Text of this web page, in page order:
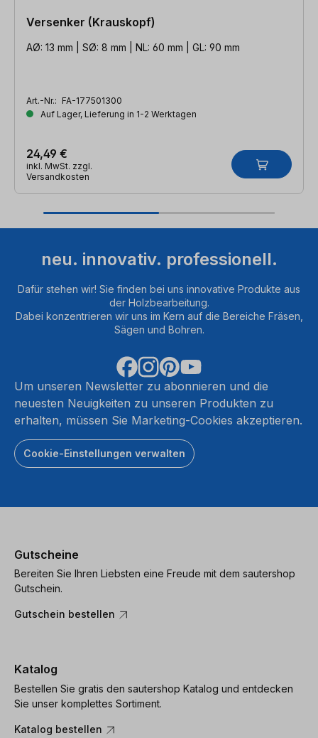
Versenker (Krauskopf)
AØ: 13 mm | SØ: 8 mm | NL: 60 mm | GL: 90 mm
Art.-Nr.: FA-177501300
Auf Lager, Lieferung in 1-2 Werktagen
24,49 €
inkl. MwSt. zzgl.
Versandkosten
neu. innovativ. professionell.
Dafür stehen wir! Sie finden bei uns innovative Produkte aus
der Holzbearbeitung.
Dabei konzentrieren wir uns im Kern auf die Bereiche Fräsen,
Sägen und Bohren.
Um unseren Newsletter zu abonnieren und die
neuesten Neuigkeiten zu unseren Produkten zu
erhalten, müssen Sie Marketing-Cookies akzeptieren.
Cookie-Einstellungen verwalten
Gutscheine
Bereiten Sie Ihren Liebsten eine Freude mit dem sautershop
Gutschein.
Gutschein bestellen
Katalog
Bestellen Sie gratis den sautershop Katalog und entdecken
Sie unser komplettes Sortiment.
Katalog bestellen